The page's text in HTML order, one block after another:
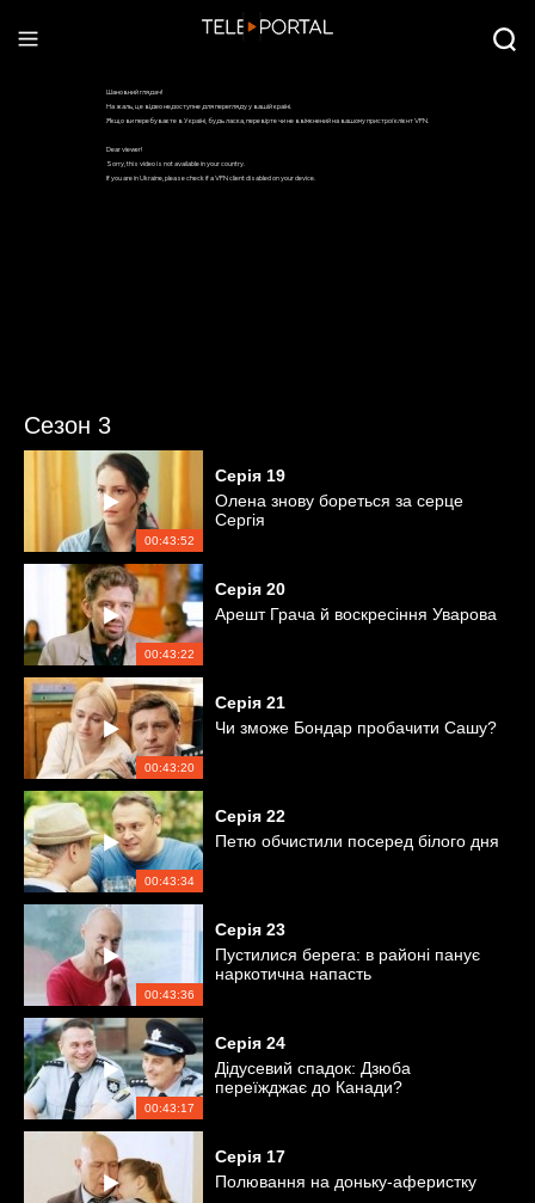
Сезон 3
00:43:52
Серія 19
Олена знову бореться за серце
Сергія
00:43:22
Серія 20
Арешт Грача й воскресіння Уварова
00:43:20
Серія 21
Чи зможе Бондар пробачити Сашу?
00:43:34
Серія 22
Петю обчистили посеред білого дня
00:43:36
Серія 23
Пустилися берега: в районі панує
наркотична напасть
00:43:17
Серія 24
Дідусевий спадок: Дзюба
переїжджає до Канади?
Серія 17
Полювання на доньку-аферистку